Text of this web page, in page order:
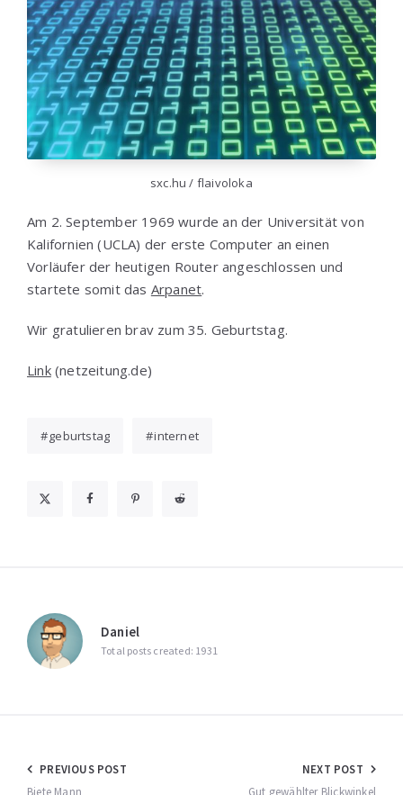
sxc.hu / flaivoloka
Am 2. September 1969 wurde an der Universität von
Kalifornien (UCLA) der erste Computer an einen
Vorläufer der heutigen Router angeschlossen und
startete somit das Arpanet.
Wir gratulieren brav zum 35. Geburtstag.
Link(netzeitung.de)
geburtstag internet
Daniel
Total posts created: 1931
Beitragsnavigation
PREVIOUS POST
Biete Mann
NEXT POST
Gut gewählter Blickwinkel